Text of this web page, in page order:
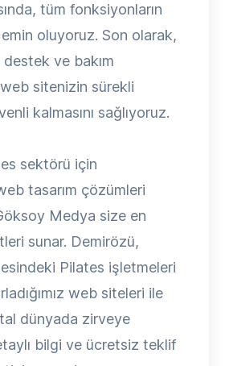
tüm fonksiyonların
emin oluyoruz. Son olarak,
destek ve bakım
sitenizin sürekli
kalmasını sağlıyoruz.
sektörü için
tasarım çözümleri
Medya size en
sunar. Demirözü,
Pilates işletmeleri
web siteleri ile
dünyada zirveye
bilgi ve ücretsiz teklif